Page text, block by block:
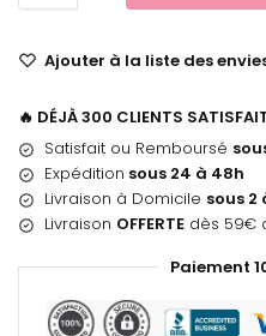
Ajouter à la liste des
🔥 DÉJÀ 300 CLIENTS
Satisfait ou Remboursé
Expédition sous 24 à 48h
Livraison à Domicile sous 2
Livraison OFFERTE dès 59€
Paiement